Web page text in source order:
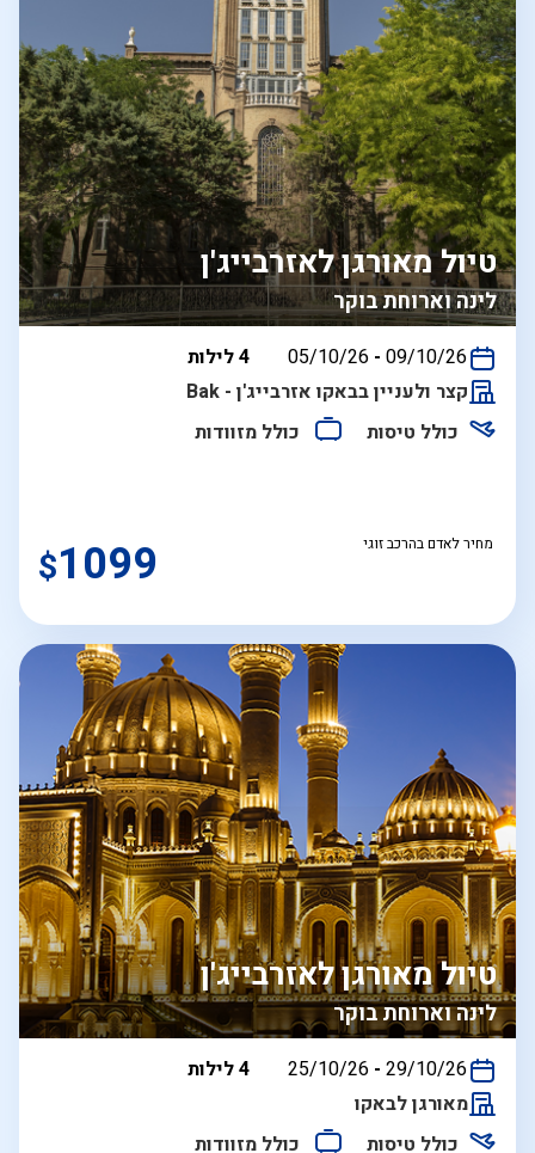
לינה וארוחת בוקר
טיול מאורגן לאזרבייג'ן
בין
05/10/26 - 09/10/26
4 לילות
קצר ולעניין בבאקו אזרבייג'ן - Bak
כולל טיסות
כולל מזוודות
מחיר לאדם בהרכב זוגי $1099
לינה וארוחת בוקר
טיול מאורגן לאזרבייג'ן
בין
25/10/26 - 29/10/26
4 לילות
מאורגן לבאקו
כולל טיסות
כולל מזוודות